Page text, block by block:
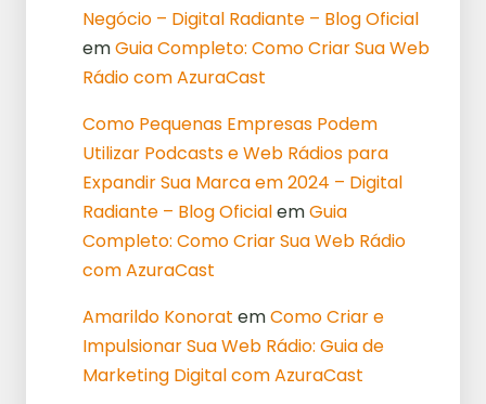
Negócio – Digital Radiante – Blog Oficial
emGuia Completo: Como Criar Sua Web
Rádio com AzuraCast
Como Pequenas Empresas Podem
Utilizar Podcasts e Web Rádios para
Expandir Sua Marca em 2024 – Digital
Radiante – Blog OficialemGuia
Completo: Como Criar Sua Web Rádio
com AzuraCast
Amarildo Konorat emComo Criar e
Impulsionar Sua Web Rádio: Guia de
Marketing Digital com AzuraCast